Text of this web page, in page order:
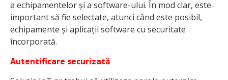
a echipamentelor și a software-ului. În mod clar, este
important să fie selectate, atunci când este posibil,
echipamente și aplicații software cu securitate
încorporată.
Autentificare securizată